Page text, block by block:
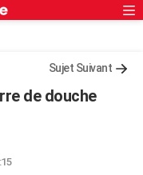
Sujet Suivant
de douche